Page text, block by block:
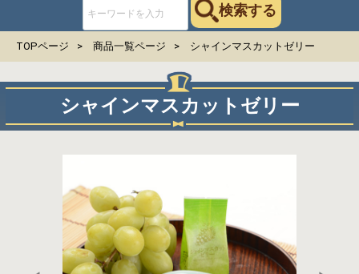
検索する
TOPページ 商品一覧ページ シャインマスカットゼリー
シャインマスカットゼリー